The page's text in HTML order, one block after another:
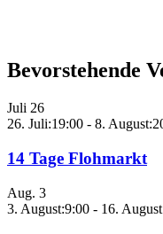
Bevorstehende
Juli 26
26. Juli:19:00 - 8.
14 Tage Flohmarkt
Aug. 3
3. August:9:00 - 16.